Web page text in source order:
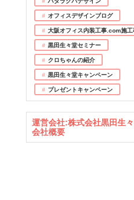
オフィスデザインブログ
大阪オフィス内装工事.com施工
黒田生々堂セミナー
クロちゃんの紹介
黒田生々堂キャンペーン
プレゼントキャンペーン
運営会社:株式会社黒田生
会社概要